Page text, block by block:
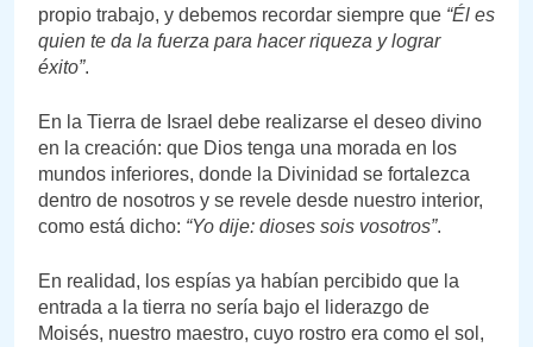
propio trabajo, y debemos recordar siempre que “Él es
quien te da la fuerza para hacer riqueza y lograr
éxito”.
En la Tierra de Israel debe realizarse el deseo divino
en la creación: que Dios tenga una morada en los
mundos inferiores, donde la Divinidad se fortalezca
dentro de nosotros y se revele desde nuestro interior,
como está dicho: “Yo dije: dioses sois vosotros”.
En realidad, los espías ya habían percibido que la
entrada a la tierra no sería bajo el liderazgo de
Moisés, nuestro maestro, cuyo rostro era como el sol,